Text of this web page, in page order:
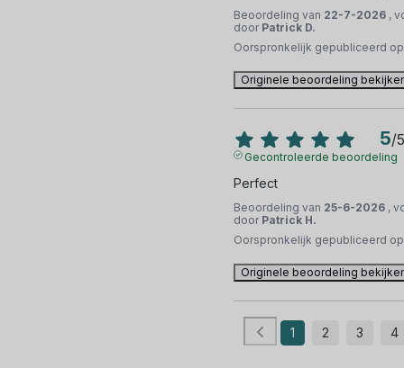
Beoordeling van 22-7-2026 ,
door Patrick D.
Oorspronkelijk gepubliceerd
Originele beoordeling
5/5
Gecontroleerde beoordeling
Perfect
Beoordeling van 25-6-2026 ,
door Patrick H.
Oorspronkelijk gepubliceerd
Originele beoordeling
1 2 3 4